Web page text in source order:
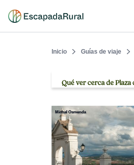
Inicio Guías de viaje
Qué ver cerca de Plaza
Michal Osmenda